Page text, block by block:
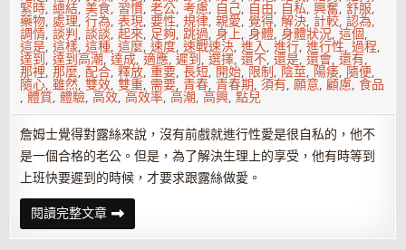
緊時,總結,美食, 習慣,老公,考慮, 自己, 自由, 自私,興奮,舒服,
藥物,處理,行為,表現,要性,規律,親愛, 覺得,解決, 計較,認為,
調情,談判,談談,起來, 足夠,跳過,身上,身體,身體狀況,這個,
這是,這樣,這種,這麼,速度,速戰速決,進入,進行,進行性,過程,
達到,達到高潮,達成,適應,遲到,選擇,還不,還是,還會,還有,
那裡,那麼,配合,釋放,重要,長短, 開始, 限制, 陰莖, 陽痿, 隨便,
隨心,雖然,雙效,雙重, 需要,青春,青春期,須有,願意,顧慮,食品
,體質,體驗,高效,高效率,高潮,高興,點兒
詹姆士覺得對露絲來說，沒有前戲就進行性愛是很自私的，他不
是一個合格的老公。但是，為了解決生理上的享受，他有時等到
上班快要遲到的時候，才要求跟露絲做愛。
閱讀完整文章高
效
率